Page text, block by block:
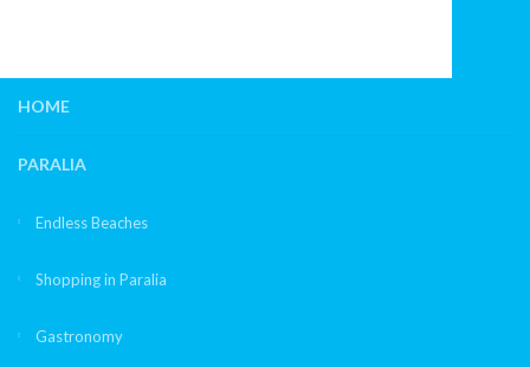
HOME
PARALIA
Endless Beaches
Shopping in Paralia
Gastronomy